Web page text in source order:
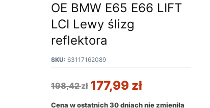
OE BMW E65 E66 LIFT
LCI Lewy ślizg
reflektora
SKU: 63117162089
198,42zł 177,99 zł
Cena w ostatnich 30 dniach nie zmieniła